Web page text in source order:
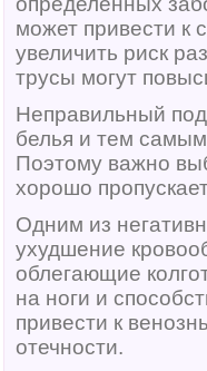
может привести к
увеличить риск
трусы могут
Неправильный
белья и тем
Поэтому важно
хорошо
Одним из
ухудшение
облегающие
на ноги и
привести к
отечности.